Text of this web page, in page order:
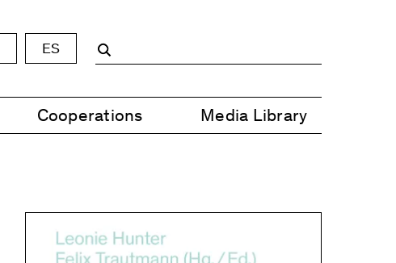
ES
Cooperations Media Library